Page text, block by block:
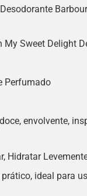
My Sweet Delight
Perfumado
envolvente,
Hidratar
prático, ideal para